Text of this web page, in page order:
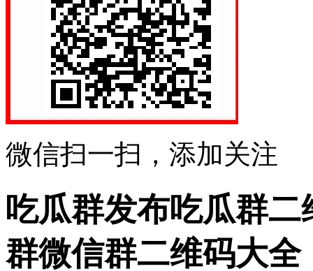
微信扫一扫，添加关注
吃瓜群发布吃瓜群
群微信群二维码大全